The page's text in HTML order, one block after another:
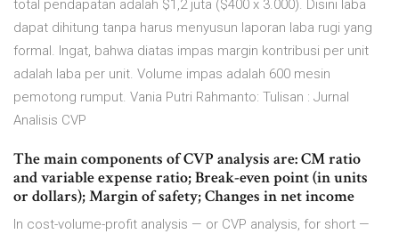
total pendapatan adalah $1,2 juta ($400 x 3.000). Disini laba
dapat dihitung tanpa harus menyusun laporan laba rugi yang
formal. Ingat, bahwa diatas impas margin kontribusi per unit
adalah laba per unit. Volume impas adalah 600 mesin
pemotong rumput. Vania Putri Rahmanto: Tulisan : Jurnal
Analisis CVP
The main components of CVP analysis are: CM ratio
and variable expense ratio; Break-even point (in units
or dollars); Margin of safety; Changes in net income
In cost-volume-profit analysis — or CVP analysis, for short —